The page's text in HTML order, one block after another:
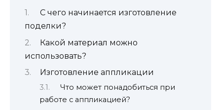
С чего начинается изготовление
поделки?
Какой материал можно
использовать?
Изготовление аппликации
Что может понадобиться при
работе с аппликацией?